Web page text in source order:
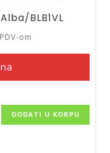
BLB1VL
om
DODATI U KORPU